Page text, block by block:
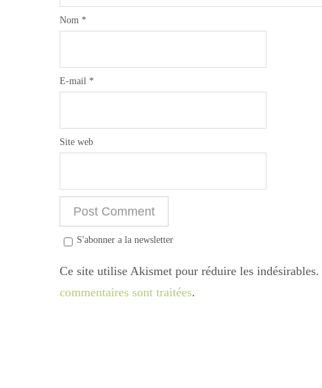
Nom *
E-mail *
Site web
S'abonner a la newsletter
Ce site utilise Akismet pour réduire les indésirables.
commentaires sont traitées.